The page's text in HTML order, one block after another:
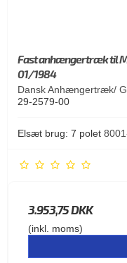
Fast anhængertræk til
01/1984
Dansk Anhængertræk/
29-2579-00
Elsæt brug: 7 polet
3.953,75 DKK
(inkl. moms)